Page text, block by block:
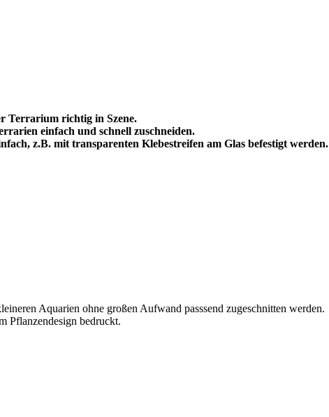
Terrarium richtig in Szene.
einfach und schnell zuschneiden.
z.B. mit transparenten Klebestreifen am Glas befestigt werden.
Aquarien ohne großen Aufwand passsend zugeschnitten werden.
Pflanzendesign bedruckt.